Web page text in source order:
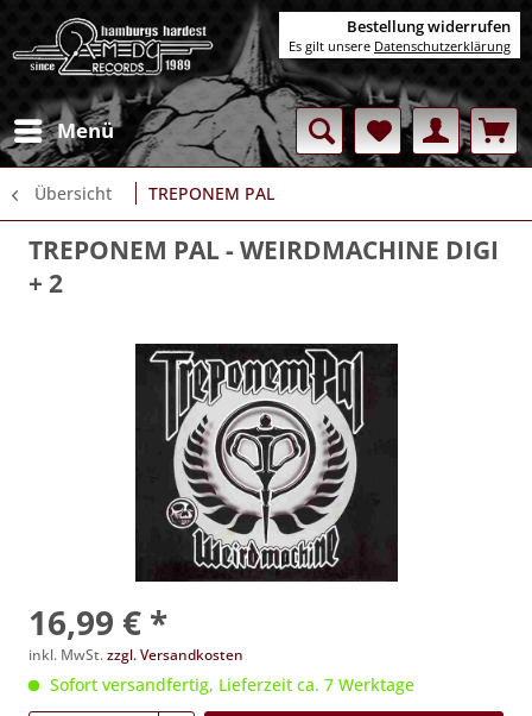
Menü
Übersicht TREPONEM PAL
TREPONEM PAL- WEIRDMACHINE DIGI
+ 2
16,99 € *
inkl. MwSt.zzgl. Versandkosten
Sofort versandfertig, Lieferzeit ca. 7 Werktage
Bestellung widerrufen
Es gilt unsere Datenschutzerklärung